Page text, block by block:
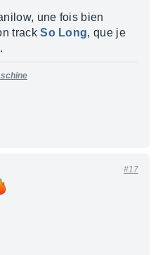
une fois bien
trackSo Long, que je
#17